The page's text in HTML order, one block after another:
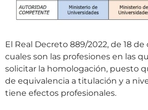
El Real Decreto 889/2022, de 18
cuales son las profesiones en las
solicitar la homologación, puesto
de equivalencia a titulación y a
tiene efectos profesionales.